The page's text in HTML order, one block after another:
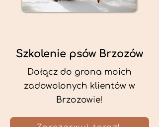
Szkolenie psów Brzozów
Dołącz do grona moich
zadowolonych klientów w
Brzozowie!